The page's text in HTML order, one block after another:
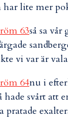
lite mer
så sa
vi var är
nu i
svårt att
pratade